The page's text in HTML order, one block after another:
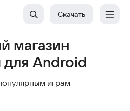
Скачать
магазин
Android
играм